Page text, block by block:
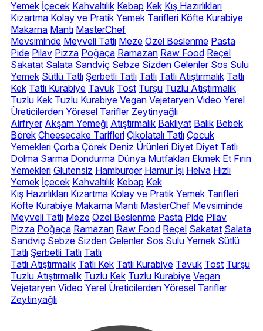
Yemek İçecek Kahvaltılık Kebap Kek Kış Hazırlıkları
Kızartma Kolay ve Pratik Yemek Tarifleri Köfte Kurabiye
Makarna Mantı MasterChef
Mevsiminde Meyveli Tatlı Meze Özel Beslenme Pasta
Pide Pilav Pizza Poğaça Ramazan Raw Food Reçel
Sakatat Salata Sandviç Sebze Sizden Gelenler Sos Sulu
Yemek Sütlü Tatlı Şerbetli Tatlı Tatlı Tatlı Atıştırmalık Tatlı
Kek Tatlı Kurabiye Tavuk Tost Turşu Tuzlu Atıştırmalık
Tuzlu Kek Tuzlu Kurabiye Vegan Vejetaryen Video Yerel
Üreticilerden Yöresel Tarifler Zeytinyağlı
Airfryer Akşam Yemeği Atıştırmalık Bakliyat Balık Bebek
Börek Cheesecake Tarifleri Çikolatalı Tatlı Çocuk
Yemekleri Çorba Çörek Deniz Ürünleri Diyet Diyet Tatlı
Dolma Sarma Dondurma Dünya Mutfakları Ekmek Et Fırın
Yemekleri Glutensiz Hamburger Hamur İşi Helva Hızlı
Yemek İçecek Kahvaltılık Kebap Kek
Kış Hazırlıkları Kızartma Kolay ve Pratik Yemek Tarifleri
Köfte Kurabiye Makarna Mantı MasterChef Mevsiminde
Meyveli Tatlı Meze Özel Beslenme Pasta Pide Pilav
Pizza Poğaça Ramazan Raw Food Reçel Sakatat Salata
Sandviç Sebze Sizden Gelenler Sos Sulu Yemek Sütlü
Tatlı Şerbetli Tatlı Tatlı
Tatlı Atıştırmalık Tatlı Kek Tatlı Kurabiye Tavuk Tost Turşu
Tuzlu Atıştırmalık Tuzlu Kek Tuzlu Kurabiye Vegan
Vejetaryen Video Yerel Üreticilerden Yöresel Tarifler
Zeytinyağlı